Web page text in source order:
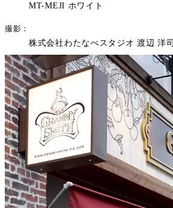
MT-MEJI ホワイト
撮影
株式会社わたなべスタジオ 渡辺 洋司